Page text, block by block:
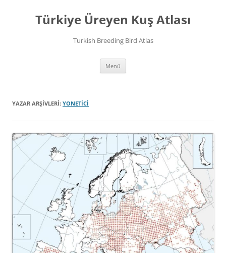
Türkiye Üreyen Kuş Atlası
Turkish Breeding Bird Atlas
Menü
YAZAR ARŞIVLERI: YONETICI